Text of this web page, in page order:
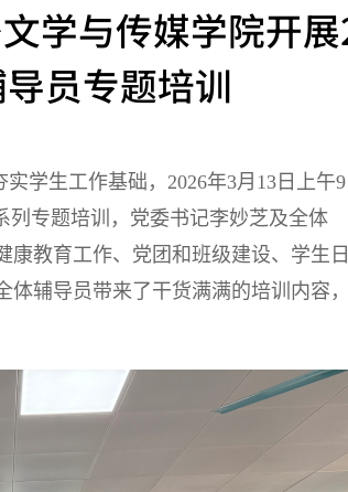
学与传媒学院开
员专题培训
学生工作基础， 2026年3月13日上午9
列专题培训，党委书记李妙芝及全体
康教育工作、党团和班级建设、学生
体辅导员带来了干货满满的培训内容